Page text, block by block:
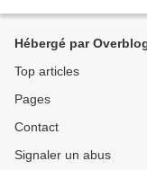
Hébergé par
Top articles
Pages
Contact
Signaler un abus